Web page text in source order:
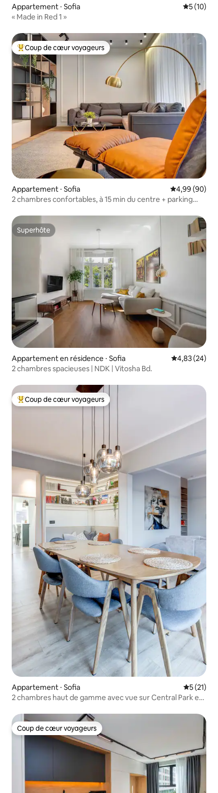
Appartement ⋅ Sofia
5 (10)
« Made in Red 1 »
Coups de cœur voyageurs les plus appréciés
Coup de cœur voyageurs
Appartement ⋅ Sofia Évaluation
4,99 (90)
2 chambres confortables, à 15 min du centre + parking
Superhôte
Superhôte
Appartement en résidence ⋅ Sofia Évaluation
4,83 (24)
2 chambres spacieuses | NDK | Vitosha Bd.
Coups de cœur voyageurs les plus appréciés
Coup de cœur voyageurs
Appartement ⋅ Sofia
5 (21)
2 chambres haut de gamme avec vue sur Central Park et
Coup de cœur voyageurs
Coup de cœur voyageurs